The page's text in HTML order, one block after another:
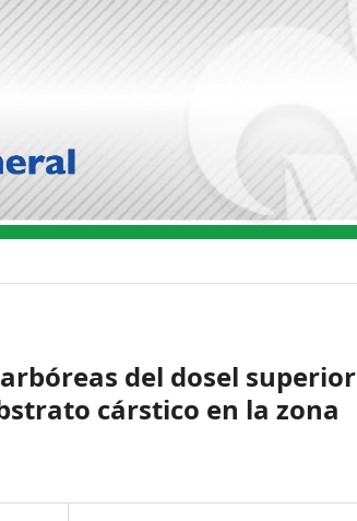
del dosel superior
cárstico en la zona